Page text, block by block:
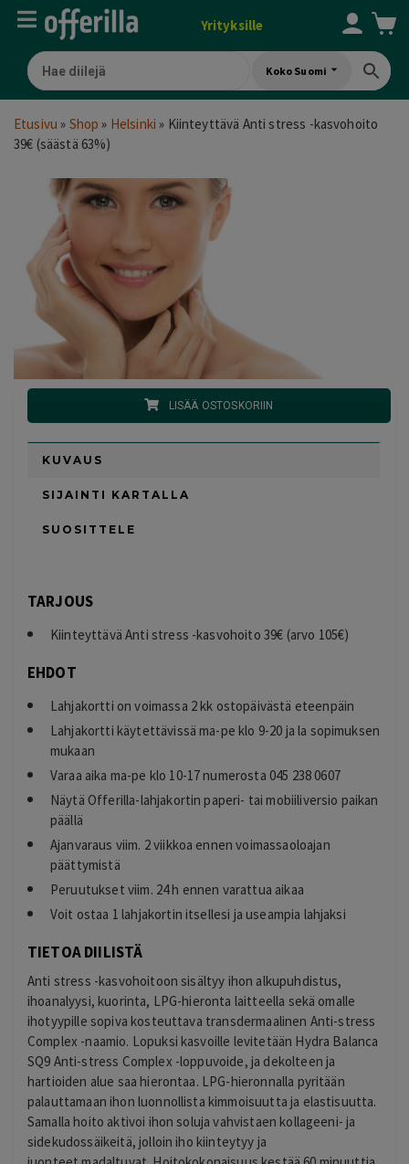
Yrityksille
Koko Suomi
Etusivu » Shop » Helsinki » Kiinteyttävä Anti stress -kasvohoito
39€ (säästä 63%)
LISÄÄ OSTOSKORIIN
KUVAUS
SIJAINTI KARTALLA
SUOSITTELE
TARJOUS
Kiinteyttävä Anti stress -kasvohoito 39€ (arvo 105€)
EHDOT
Lahjakortti on voimassa 2 kk ostopäivästä eteenpäin
Lahjakortti käytettävissä ma-pe klo 9-20 ja la sopimuksen
mukaan
Varaa aika ma-pe klo 10-17 numerosta 045 238 0607
Näytä Offerilla-lahjakortin paperi- tai mobiiliversio paikan
päällä
Ajanvaraus viim. 2 viikkoa ennen voimassaoloajan
päättymistä
Peruutukset viim. 24 h ennen varattua aikaa
Voit ostaa 1 lahjakortin itsellesi ja useampia lahjaksi
TIETOA DIILISTÄ
Anti stress -kasvohoitoon sisältyy ihon alkupuhdistus,
ihoanalyysi, kuorinta, LPG-hieronta laitteella sekä omalle
ihotyypille sopiva kosteuttava transdermaalinen Anti-stress
Complex -naamio. Lopuksi kasvoille levitetään Hydra Balanca
SQ9 Anti-stress Complex -loppuvoide, ja dekolteen ja
hartioiden alue saa hierontaa. LPG-hieronnalla pyritään
palauttamaan ihon luonnollista kimmoisuutta ja elastisuutta.
Samalla hoito aktivoi ihon soluja vahvistaen kollageeni- ja
sidekudossäikeitä, jolloin iho kiinteytyy ja